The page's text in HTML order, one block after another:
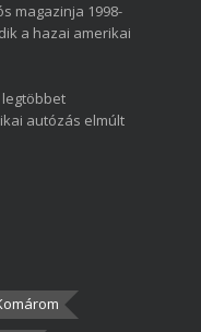
magazinja 1998-
a hazai amerikai
autózás elmúlt